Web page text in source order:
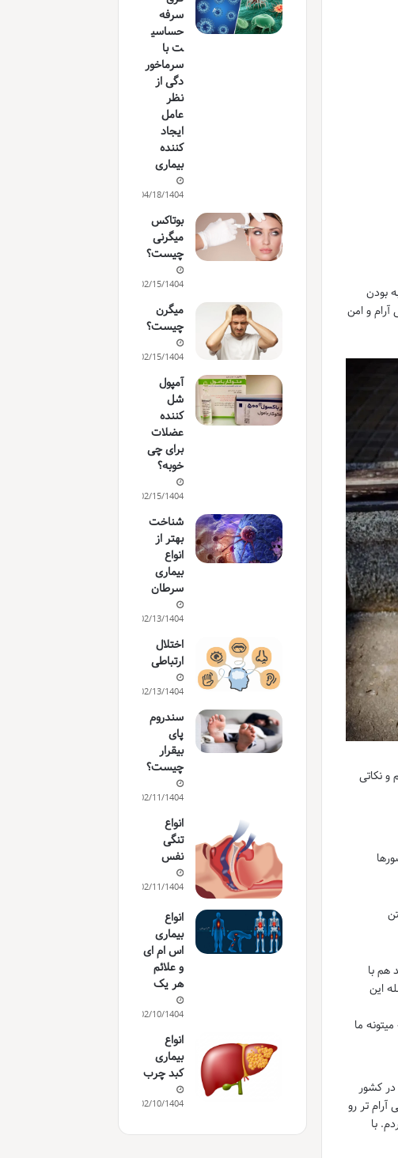
بودن
و امن
و نکاتی
هم با
این
ما
کشور
تر رو
با
سرفه
حساسی
ت با
سرماخور
دگی از
نظر
عامل
ایجاد
کننده
بیماری
04/18/1404
بوتاکس
میگرنی
چیست؟
02/15/1404
میگرن
چیست؟
02/15/1404
آمپول
شل
کننده
عضلات
برای چی
خوبه؟
02/15/1404
شناخت
بهتر از
انواع
بیماری
سرطان
02/13/1404
اختلال
ارتباطی
02/13/1404
سندروم
پای
بیقرار
چیست؟
02/11/1404
انواع
تنگی
نفس
02/11/1404
انواع
بیماری
اس ام ای
و علائم
هر یک
02/10/1404
انواع
بیماری
کبد چرب
02/10/1404